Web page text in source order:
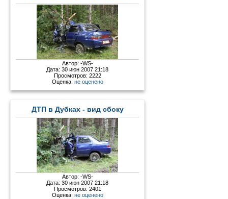
Автор: -WS-
Дата: 30 июн 2007 21:18
Просмотров: 2222
Оценка: не оценено
ДТП в Дубках - вид сбоку
Автор: -WS-
Дата: 30 июн 2007 21:18
Просмотров: 2401
Оценка: не оценено